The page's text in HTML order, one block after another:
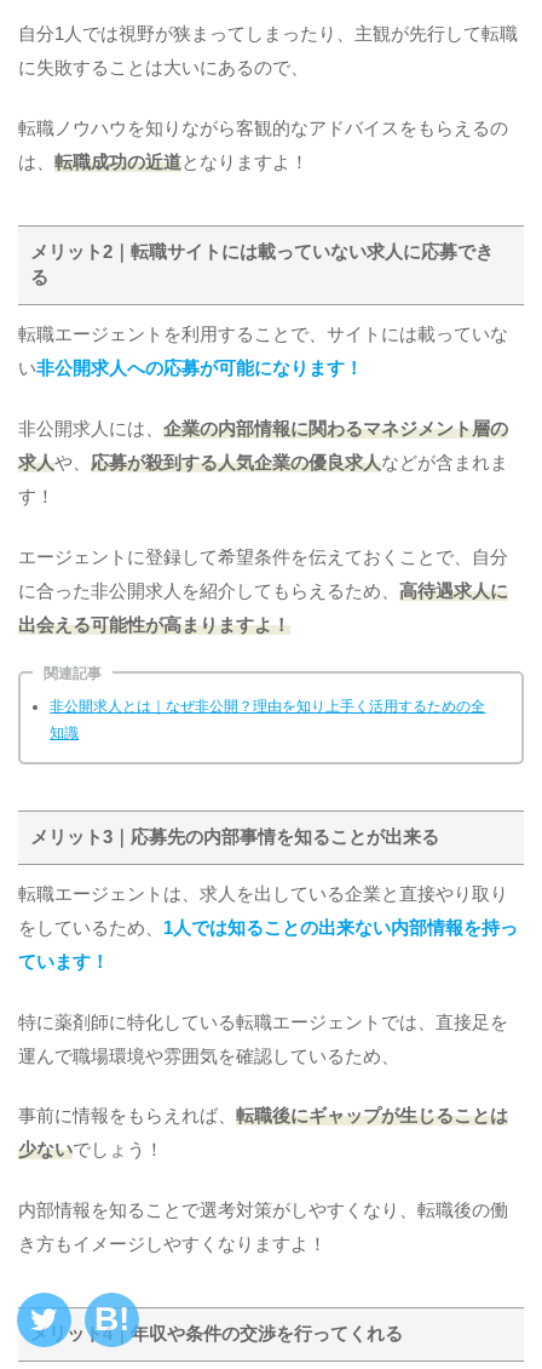
自分1人では視野が狭まってしまったり、主観が先行して転職
に失敗することは大いにあるので、
転職ノウハウを知りながら客観的なアドバイスをもらえるの
は、 転職成功の近道となりますよ！
メリット2｜転職サイトには載っていない求人に応募でき
る
転職エージェントを利用することで、サイトには載っていな
い非公開求人への応募が可能になります！
非公開求人には、 企業の内部情報に関わるマネジメント層の
求人や、 応募が殺到する人気企業の優良求人などが含まれま
す！
エージェントに登録して希望条件を伝えておくことで、自分
に合った非公開求人を紹介してもらえるため、 高待遇求人に
出会える可能性が高まりますよ！
関連記事
非公開求人とは｜なぜ非公開？理由を知り上手く活用するための全
知識
メリット3｜応募先の内部事情を知ることが出来る
転職エージェントは、求人を出している企業と直接やり取り
をしているため、 1人では知ることの出来ない内部情報を持っ
ています！
特に薬剤師に特化している転職エージェントでは、直接足を
運んで職場環境や雰囲気を確認しているため、
事前に情報をもらえれば、 転職後にギャップが生じることは
少ないでしょう！
内部情報を知ることで選考対策がしやすくなり、転職後の働
き方もイメージしやすくなりますよ！
メリット4｜年収や条件の交渉を行ってくれる